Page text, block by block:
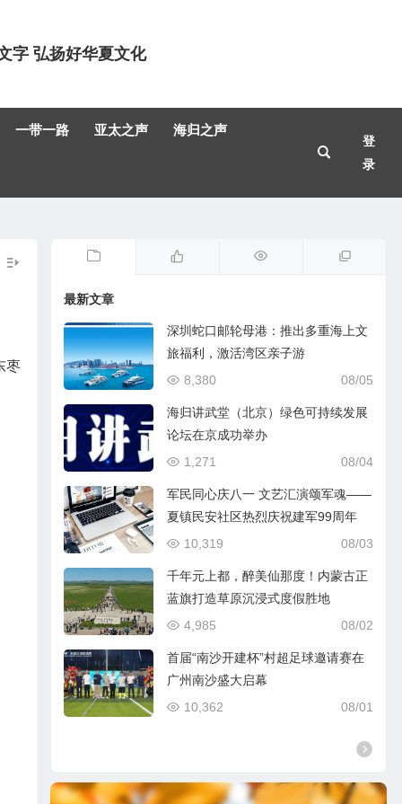
字 弘扬好华夏文化
一带一路 亚太之声 海归之声
登
录
枣
最新文章
深圳蛇口邮轮母港：推出多重海上文
旅福利，激活湾区亲子游
08/05
8,380
海归讲武堂（北京）绿色可持续发展
论坛在京成功举办
08/04
1,271
军民同心庆八一 文艺汇演颂军魂——
夏镇民安社区热烈庆祝建军99周年
08/03
10,319
千年元上都，醉美仙那度！内蒙古正
蓝旗打造草原沉浸式度假胜地
08/02
4,985
首届“南沙开建杯”村超足球邀请赛在
广州南沙盛大启幕
08/01
10,362